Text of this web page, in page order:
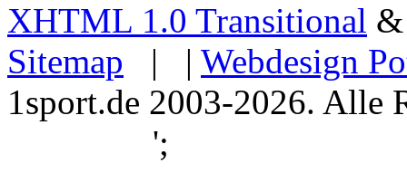
XHTML 1.0 Transitional
Sitemap | | Webdesign
1sport.de 2003-2026. Alle
';